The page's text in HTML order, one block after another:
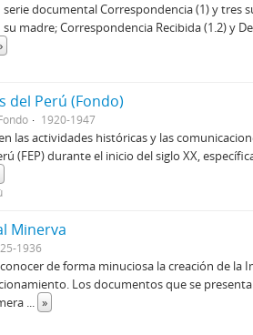
documental Correspondencia (1) y tres
madre; Correspondencia Recibida (1.2) y
del Perú (Fondo)
1920-1947
las actividades históricas y las
(FEP) durante el inicio del siglo XX,
Minerva
1936
de forma minuciosa la creación de la
Los documentos que se
... »